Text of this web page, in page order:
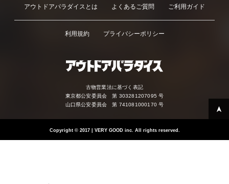
アウトドアパラダイスとは よくあるご質問 ご利用ガイド
利用規約 プライバシーポリシー
古物営業法に基づく表記
東京都公安委員会 第 303281207095 号
山口県公安委員会 第 741081000170 号
Copyright ©2017 | VERY GOOD inc. All rights reserved.